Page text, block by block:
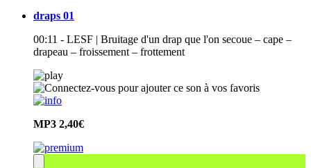
draps 01
00:11 - LESF | Bruitage d'un drap que l'on secoue – cape –
drapeau – froissement – frottement
MP3 2,40€